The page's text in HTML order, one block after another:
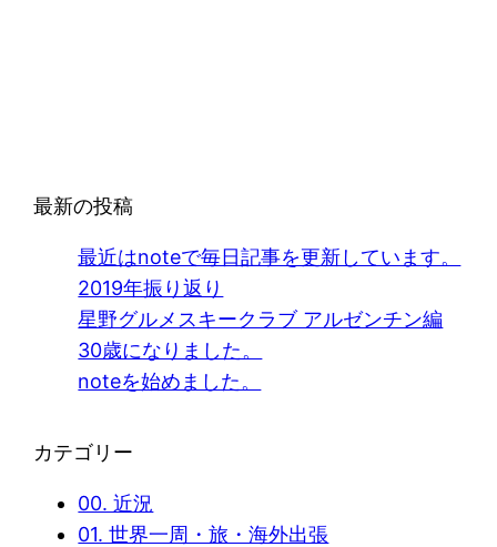
最新の投稿
最近はnoteで毎日記事を更新しています。
2019年振り返り
星野グルメスキークラブ アルゼンチン編
30歳になりました。
noteを始めました。
カテゴリー
00. 近況
01. 世界一周・旅・海外出張